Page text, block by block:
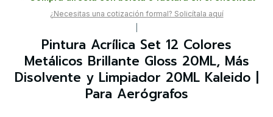
¿Necesitas una cotización formal? Solicítala aquí
Pintura Acrílica Set 12 Colores
Metálicos Brillante Gloss 20ML, Más
Disolvente y Limpiador 20ML Kaleido |
Para Aerógrafos